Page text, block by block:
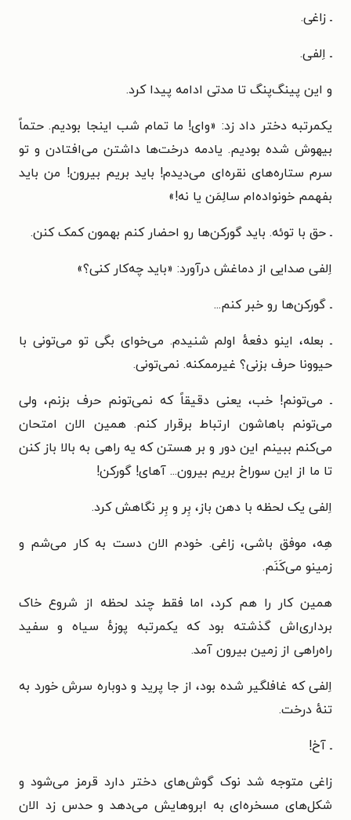
ـ زاغی.
ـ اِلفی.
و این پینگ‌پنگ تا مدتی ادامه پیدا کرد.
یکمرتبه دختر داد زد: «وای! ما تمام شب اینجا بودیم. حتماً
بیهوش شده بودیم. یادمه درخت‌ها داشتن می‌افتادن و تو
سرم ستاره‌های نقره‌ای می‌دیدم! باید بریم بیرون! من باید
بفهمم خونواده‌ام سالِمَن یا نه!»
ـ حق با توئه. باید گورکن‌ها رو احضار کنم بهمون کمک کنن.
اِلفی صدایی از دماغش درآورد: «باید چه‌کار کنی؟»
ـ گورکن‌ها رو خبر کنم...
ـ بعله، اینو دفعهٔ اولم شنیدم. می‌خوای بگی تو می‌تونی با
حیوونا حرف بزنی؟ غیرممکنه. نمی‌تونی.
ـ می‌تونم! خب، یعنی دقیقاً که نمی‌تونم حرف بزنم، ولی
می‌تونم باهاشون ارتباط برقرار کنم. همین الان امتحان
می‌کنم ببینم این دور و بر هستن که یه راهی به بالا باز کنن
تا ما از این سوراخ بریم بیرون... آهای! گورکن!
اِلفی یک لحظه با دهن باز، بِر و بِر نگاهش کرد.
هِه، موفق باشی، زاغی. خودم الان دست به کار می‌شم و
زمینو می‌کَنَم.
همین کار را هم کرد، اما فقط چند لحظه از شروع خاک
برداری‌اش گذشته بود که یکمرتبه پوزهٔ سیاه و سفید
راه‌راهی از زمین بیرون آمد.
اِلفی که غافلگیر شده بود، از جا پرید و دوباره سرش خورد به
تنهٔ درخت.
ـ آخ!
زاغی متوجه شد نوک گوش‌های دختر دارد قرمز می‌شود و
شکل‌های مسخره‌ای به ابروهایش می‌دهد و حدس زد الان